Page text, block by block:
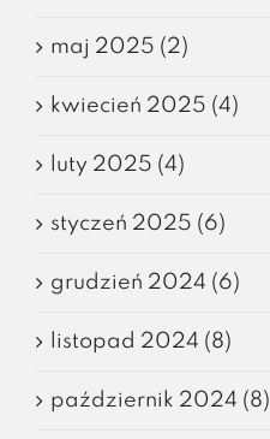
maj 2025 (2)
kwiecień 2025 (4)
luty 2025 (4)
styczeń 2025 (6)
grudzień 2024 (6)
listopad 2024 (8)
październik 2024 (8)